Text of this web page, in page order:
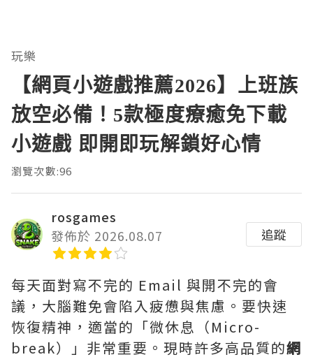
玩樂
【網頁小遊戲推薦2026】上班族
放空必備！5款極度療癒免下載
小遊戲 即開即玩解鎖好心情
瀏覽次數:96
rosgames
發佈於 2026.08.07
追蹤
每天面對寫不完的 Email 與開不完的會
議，大腦難免會陷入疲憊與焦慮。要快速
恢復精神，適當的「微休息（Micro-
break）」非常重要。現時許多高品質的網